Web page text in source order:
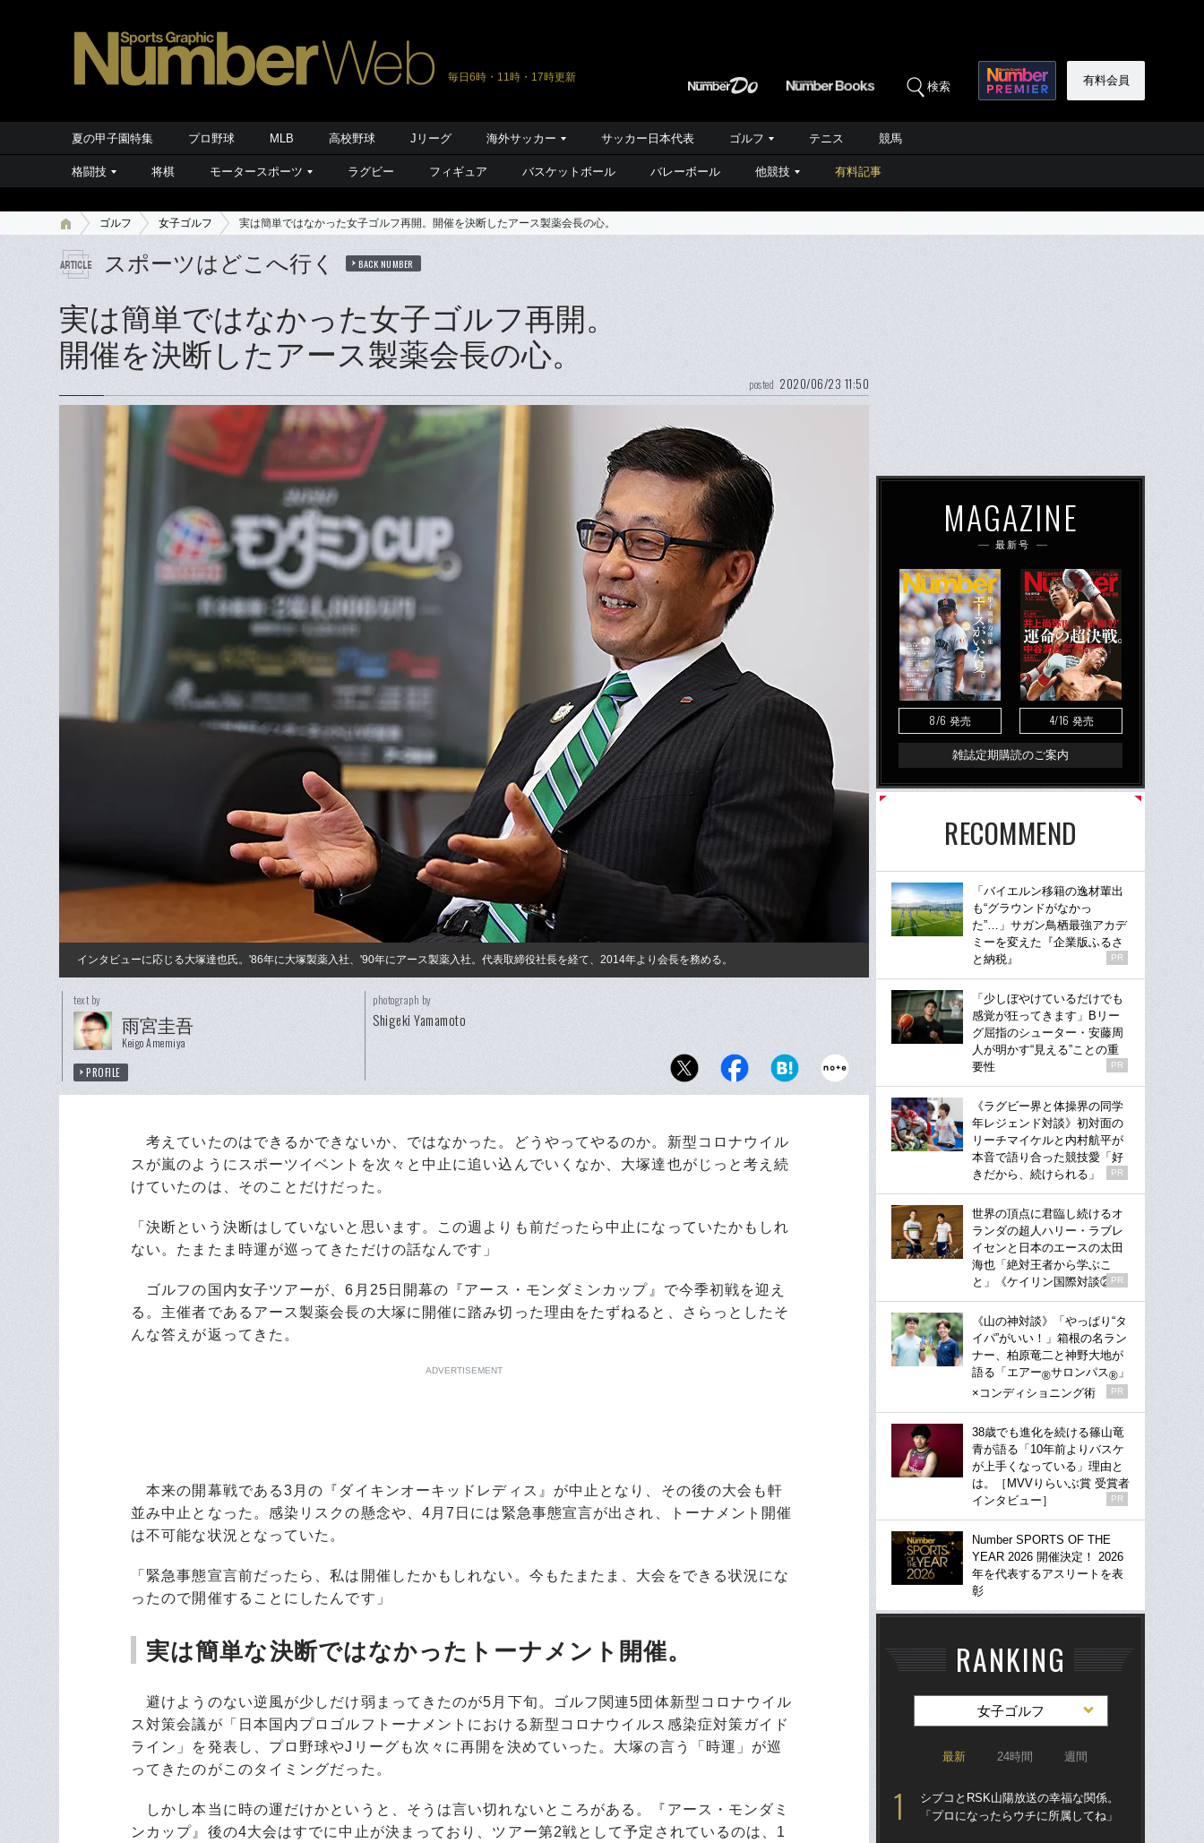
毎日6時・11時・17時更新
検索 有料会員
夏の甲子園特集 プロ野球 MLB 高校野球 Jリーグ 海外サッカー サッカー日本代表 ゴルフ テニス 競馬
格闘技 将棋 モータースポーツ ラグビー フィギュア バスケットボール バレーボール 他競技 有料記事
ゴルフ 女子ゴルフ 実は簡単ではなかった女子ゴルフ再開。開催を決断したアース製薬会長の心。
スポーツはどこへ行く BACK NUMBER
実は簡単ではなかった女子ゴルフ再開。
開催を決断したアース製薬会長の心。
posted 2020/06/23 11:50
インタビューに応じる大塚達也氏。'86年に大塚製薬入社、'90年にアース製薬入社。代表取締役社長を経て、2014年より会長を務める。
text by
雨宮圭吾
Keigo Amemiya
PROFILE
photograph by
Shigeki Yamamoto
考えていたのはできるかできないか、ではなかった。どうやってやるのか。新型コロナウイル
スが嵐のようにスポーツイベントを次々と中止に追い込んでいくなか、大塚達也がじっと考え続
けていたのは、そのことだけだった。
「決断という決断はしていないと思います。この週よりも前だったら中止になっていたかもしれ
ない。たまたま時運が巡ってきただけの話なんです」
ゴルフの国内女子ツアーが、6月25日開幕の『アース・モンダミンカップ』で今季初戦を迎え
る。主催者であるアース製薬会長の大塚に開催に踏み切った理由をたずねると、さらっとしたそ
んな答えが返ってきた。
ADVERTISEMENT
本来の開幕戦である3月の『ダイキンオーキッドレディス』が中止となり、その後の大会も軒
並み中止となった。感染リスクの懸念や、4月7日には緊急事態宣言が出され、トーナメント開催
は不可能な状況となっていた。
「緊急事態宣言前だったら、私は開催したかもしれない。今もたまたま、大会をできる状況にな
ったので開催することにしたんです」
実は簡単な決断ではなかったトーナメント開催。
避けようのない逆風が少しだけ弱まってきたのが5月下旬。ゴルフ関連5団体新型コロナウイル
ス対策会議が「日本国内プロゴルフトーナメントにおける新型コロナウイルス感染症対策ガイド
ライン」を発表し、プロ野球やJリーグも次々に再開を決めていった。大塚の言う「時運」が巡
ってきたのがこのタイミングだった。
しかし本当に時の運だけかというと、そうは言い切れないところがある。『アース・モンダミ
ンカップ』後の4大会はすでに中止が決まっており、ツアー第2戦として予定されているのは、1
MAGAZINE
最新号
8/6 発売 4/16 発売
雑誌定期購読のご案内
RECOMMEND
「バイエルン移籍の逸材輩出
も“グラウンドがなかっ
た”…」サガン鳥栖最強アカデ
ミーを変えた『企業版ふるさ
と納税』
PR
「少しぼやけているだけでも
感覚が狂ってきます」Bリー
グ屈指のシューター・安藤周
人が明かす“見える”ことの重
要性
PR
《ラグビー界と体操界の同学
年レジェンド対談》初対面の
リーチマイケルと内村航平が
本音で語り合った競技愛「好
きだから、続けられる」
PR
世界の頂点に君臨し続けるオ
ランダの超人ハリー・ラブレ
イセンと日本のエースの太田
海也「絶対王者から学ぶこ
と」《ケイリン国際対談②》
PR
《山の神対談》「やっぱり“タ
イパ”がいい！」箱根の名ラン
ナー、柏原竜二と神野大地が
語る「エアー®サロンパス® 」
×コンディショニング術
PR
38歳でも進化を続ける篠山竜
青が語る「10年前よりバスケ
が上手くなっている」理由と
は。［MVVりらいぶ賞 受賞者
インタビュー］
PR
Number SPORTS OF THE
YEAR 2026 開催決定！ 2026
年を代表するアスリートを表
彰
RANKING
女子ゴルフ
最新 24時間 週間
シブコとRSK山陽放送の幸福な関係。
「プロになったらウチに所属してね」